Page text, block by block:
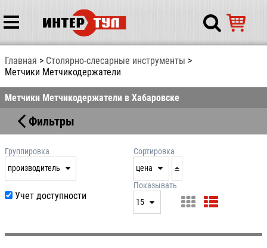
Главная
Столярно-слесарные инструменты
Метчики Метчикодержатели
Метчики Метчикодержатели в Хабаровске
Фильтры
Группировка
производитель
производитель
Сортировка
цена
дата
цена
артикул
Учет доступности
Показывать
15
25